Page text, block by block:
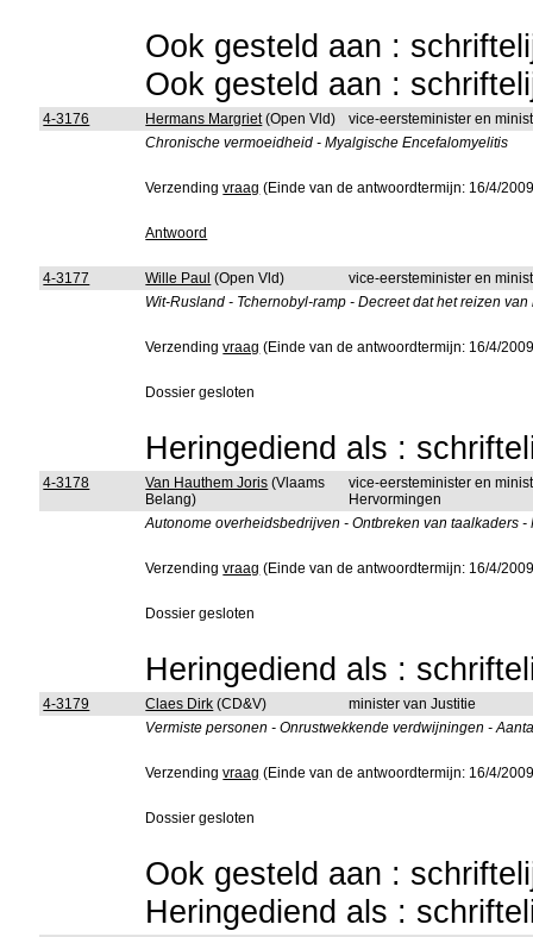
Ook gesteld aan :
Ook gesteld aan :
4-3176 Hermans Margriet(Open Vld)
vice-eersteminister en
Chronische vermoeidheid - Myalgische Encefalomyelitis
Verzendingvraag (Einde van de antwoordtermijn: 16/4/
Antwoord
4-3177 Wille Paul (Open Vld)
vice-eersteminister en
Wit-Rusland - Tchernobyl-ramp - Decreet dat het reizen
Verzendingvraag (Einde van de antwoordtermijn: 16/4/
Dossier gesloten
Heringediend als :
4-3178 Van Hauthem Joris (Vlaams
Belang)
vice-eersteminister en
Hervormingen
Autonome overheidsbedrijven - Ontbreken van taalkaders
Verzendingvraag (Einde van de antwoordtermijn: 16/4/
Dossier gesloten
Heringediend als :
4-3179 Claes Dirk (CD&V)
minister van Justitie
Vermiste personen - Onrustwekkende verdwijningen -
Verzendingvraag (Einde van de antwoordtermijn: 16/4/
Dossier gesloten
Ook gesteld aan :
Heringediend als :